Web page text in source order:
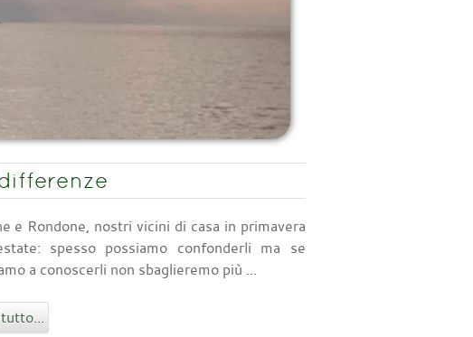
e Rondone, nostri vicini di casa in primavera
spesso possiamo confonderli ma se
a conoscerli non sbaglieremo più ...